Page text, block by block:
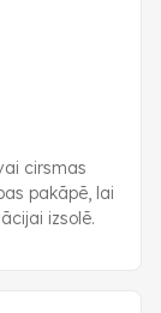
cirsmas
pakāpē, lai
izsolē.